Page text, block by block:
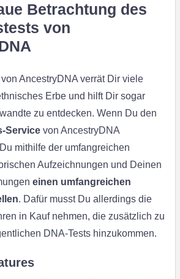
Betrachtung des
von
AncestryDNA verrät Dir viele
Erbe und hilft Dir sogar
zu entdecken. Wenn Du den
Servicevon AncestryDNA
mithilfe der umfangreichen
Aufzeichnungen und Deinen
einen umfangreichen
. Dafür musst Du allerdings die
in Kauf nehmen, die zusätzlich zu
DNA-Tests hinzukommen.